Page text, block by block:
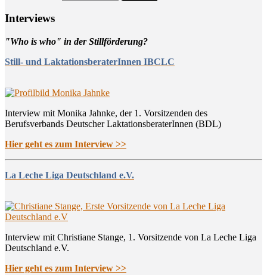
Inter­views
"Who is who" in der Stillförderung?
Still- und LaktationsberaterInnen IBCLC
Interview mit Monika Jahnke, der 1. Vorsitzenden des
Berufsverbands Deutscher LaktationsberaterInnen (BDL)
Hier geht es zum Interview >>
La Leche Liga Deutschland e.V.
Interview mit Christiane Stange, 1. Vorsitzende von La Leche Liga
Deutschland e.V.
Hier geht es zum Interview >>